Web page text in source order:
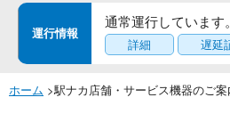
運行情報
通常運行しています。
詳細 遅延
ホーム >駅ナカ店舗・サービス機器のご案